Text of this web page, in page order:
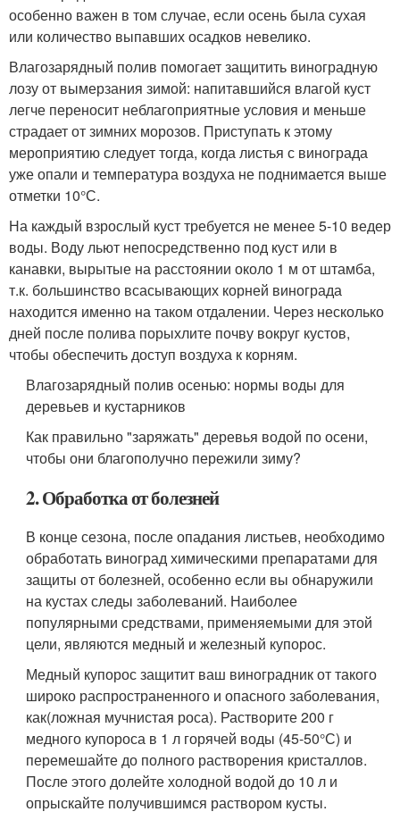
особенно важен в том случае, если осень была сухая
или количество выпавших осадков невелико.
Влагозарядный полив помогает защитить виноградную
лозу от вымерзания зимой: напитавшийся влагой куст
легче переносит неблагоприятные условия и меньше
страдает от зимних морозов. Приступать к этому
мероприятию следует тогда, когда листья с винограда
уже опали и температура воздуха не поднимается выше
отметки 10°С.
На каждый взрослый куст требуется не менее 5-10 ведер
воды. Воду льют непосредственно под куст или в
канавки, вырытые на расстоянии около 1 м от штамба,
т.к. большинство всасывающих корней винограда
находится именно на таком отдалении. Через несколько
дней после полива порыхлите почву вокруг кустов,
чтобы обеспечить доступ воздуха к корням.
Влагозарядный полив осенью: нормы воды для
деревьев и кустарников
Как правильно "заряжать" деревья водой по осени,
чтобы они благополучно пережили зиму?
2. Обработка от болезней
В конце сезона, после опадания листьев, необходимо
обработать виноград химическими препаратами для
защиты от болезней, особенно если вы обнаружили
на кустах следы заболеваний. Наиболее
популярными средствами, применяемыми для этой
цели, являются медный и железный купорос.
Медный купорос защитит ваш виноградник от такого
широко распространенного и опасного заболевания,
как(ложная мучнистая роса). Растворите 200 г
медного купороса в 1 л горячей воды (45-50°С) и
перемешайте до полного растворения кристаллов.
После этого долейте холодной водой до 10 л и
опрыскайте получившимся раствором кусты.